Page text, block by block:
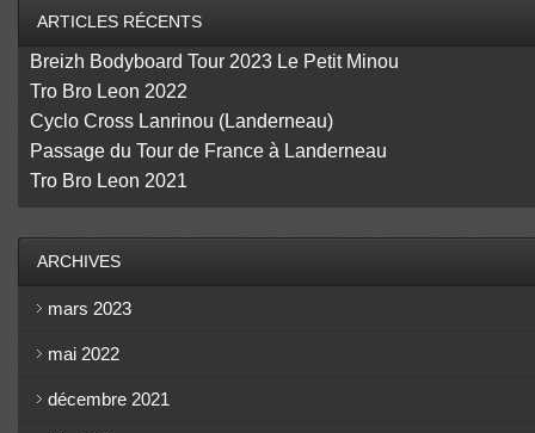
ARTICLES RÉCENTS
Breizh Bodyboard Tour 2023 Le Petit Minou
Tro Bro Leon 2022
Cyclo Cross Lanrinou (Landerneau)
Passage du Tour de France à Landerneau
Tro Bro Leon 2021
ARCHIVES
mars 2023
mai 2022
décembre 2021